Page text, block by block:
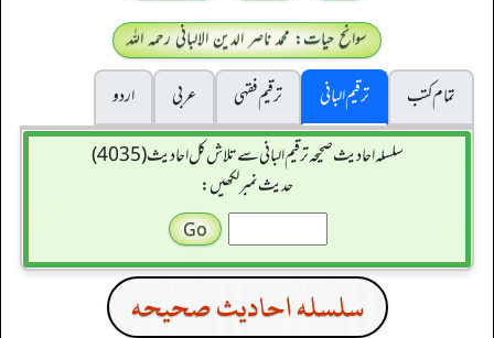
سوانح حیات: محمد ناصر الدین الالبانی رحمہ اللہ
تمام کتب
ترقیم البانی ترقيم فقہی عربی
اردو
سلسله احاديث صحيحه ترقیم البانی سے تلاش کل احادیث (4035)
حدیث نمبر لکھیں:
سلسله احاديث صحيحه